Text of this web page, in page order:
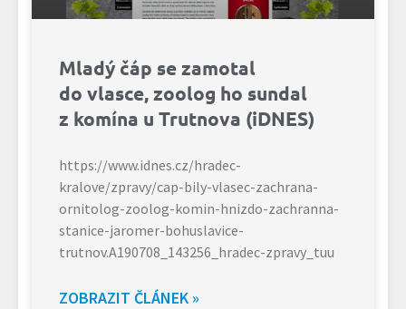
Mladý čáp se zamotal
do vlasce, zoolog ho sundal
z komína u Trutnova (iDNES)
https://www.idnes.cz/hradec-
kralove/zpravy/cap-bily-vlasec-zachrana-
ornitolog-zoolog-komin-hnizdo-zachranna-
stanice-jaromer-bohuslavice-
trutnov.A190708_143256_hradec-zpravy_tuu
ZOBRAZIT ČLÁNEK »